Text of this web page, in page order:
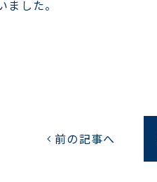
した。
chevron_left前の記事へ